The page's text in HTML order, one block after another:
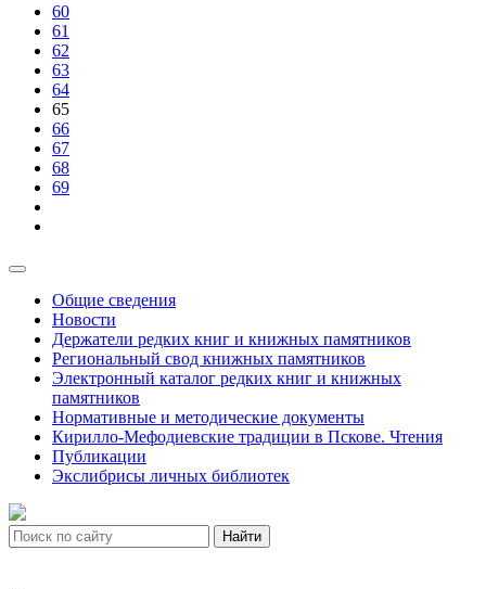
60
61
62
63
64
65
66
67
68
69
Общие сведения
Новости
Держатели редких книг и книжных памятников
Региональный свод книжных памятников
Электронный каталог редких книг и книжных
памятников
Нормативные и методические документы
Кирилло-Мефодиевские традиции в Пскове. Чтения
Публикации
Экслибрисы личных библиотек
Найти